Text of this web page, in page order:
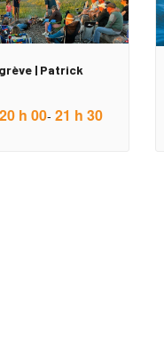
| Patrick
h 00- 21 h 30